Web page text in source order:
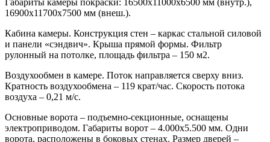
16900х11700х7500 мм (внеш.).
Кабина камеры. Конструкция стен – каркас стальной силовой
и панели «сэндвич». Крыша прямой формы. Фильтр
рулонный на потолке, площадь фильтра – 150 м2.
Воздухообмен в камере. Поток направляется сверху вниз.
Кратность воздухообмена – 119 крат/час. Скорость потока
воздуха – 0,21 м/с.
Основные ворота – подъемно-секционные, оснащены
электроприводом. Габариты ворот – 4.000х5.500 мм. Одни
ворота, расположены в боковых стенах. Размер дверей –